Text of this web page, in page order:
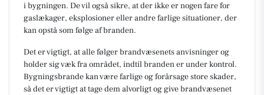
i bygningen. De vil også sikre, at der ikke er nogen fare for
gaslækager, eksplosioner eller andre farlige situationer, der
kan opstå som følge af branden.
Det er vigtigt, at alle følger brandvæsenets anvisninger og
holder sig væk fra området, indtil branden er under kontrol.
Bygningsbrande kan være farlige og forårsage store skader,
så det er vigtigt at tage dem alvorligt og give brandvæsenet